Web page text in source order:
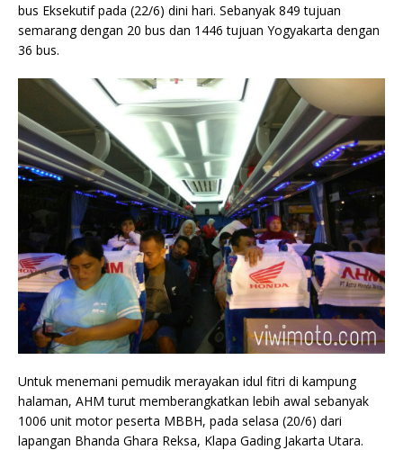
bus Eksekutif pada (22/6) dini hari. Sebanyak 849 tujuan
semarang dengan 20 bus dan 1446 tujuan Yogyakarta dengan
36 bus.
Untuk menemani pemudik merayakan idul fitri di kampung
halaman, AHM turut memberangkatkan lebih awal sebanyak
1006 unit motor peserta MBBH, pada selasa (20/6) dari
lapangan Bhanda Ghara Reksa, Klapa Gading Jakarta Utara.